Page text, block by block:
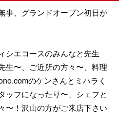
事、グランドオープン初日が
シエコースのみんなと先生
生〜、ご近所の方々〜、料理
のケンさんとミハラく
ッフになったり〜、シェフと
〜！沢山の方がご来店下さい